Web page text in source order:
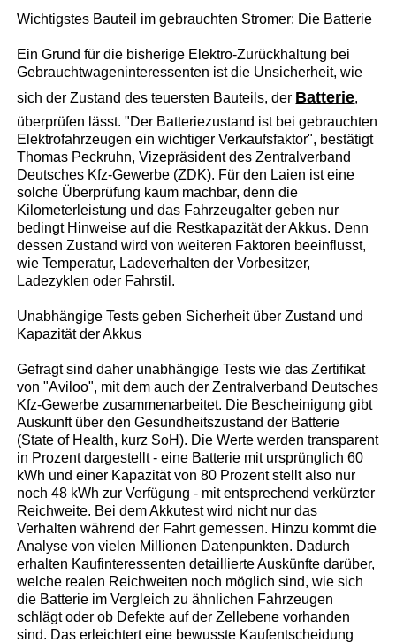
Wichtigstes Bauteil im gebrauchten Stromer: Die Batterie
Ein Grund für die bisherige Elektro-Zurückhaltung bei
Gebrauchtwageninteressenten ist die Unsicherheit, wie
sich der Zustand des teuersten Bauteils, der Batterie,
überprüfen lässt. "Der Batteriezustand ist bei gebrauchten
Elektrofahrzeugen ein wichtiger Verkaufsfaktor", bestätigt
Thomas Peckruhn, Vizepräsident des Zentralverband
Deutsches Kfz-Gewerbe (ZDK). Für den Laien ist eine
solche Überprüfung kaum machbar, denn die
Kilometerleistung und das Fahrzeugalter geben nur
bedingt Hinweise auf die Restkapazität der Akkus. Denn
dessen Zustand wird von weiteren Faktoren beeinflusst,
wie Temperatur, Ladeverhalten der Vorbesitzer,
Ladezyklen oder Fahrstil.
Unabhängige Tests geben Sicherheit über Zustand und
Kapazität der Akkus
Gefragt sind daher unabhängige Tests wie das Zertifikat
von "Aviloo", mit dem auch der Zentralverband Deutsches
Kfz-Gewerbe zusammenarbeitet. Die Bescheinigung gibt
Auskunft über den Gesundheitszustand der Batterie
(State of Health, kurz SoH). Die Werte werden transparent
in Prozent dargestellt - eine Batterie mit ursprünglich 60
kWh und einer Kapazität von 80 Prozent stellt also nur
noch 48 kWh zur Verfügung - mit entsprechend verkürzter
Reichweite. Bei dem Akkutest wird nicht nur das
Verhalten während der Fahrt gemessen. Hinzu kommt die
Analyse von vielen Millionen Datenpunkten. Dadurch
erhalten Kaufinteressenten detaillierte Auskünfte darüber,
welche realen Reichweiten noch möglich sind, wie sich
die Batterie im Vergleich zu ähnlichen Fahrzeugen
schlägt oder ob Defekte auf der Zellebene vorhanden
sind. Das erleichtert eine bewusste Kaufentscheidung